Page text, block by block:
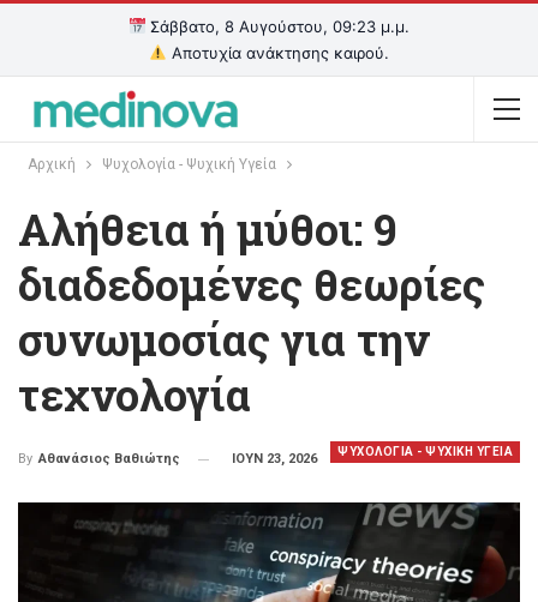
Σάββατο, 8 Αυγούστου, 09:23 μ.μ.
Αποτυχία ανάκτησης καιρού.
Αρχική Ψυχολογία - Ψυχική Υγεία
Αλήθεια ή μύθοι: 9
διαδεδομένες θεωρίες
συνωμοσίας για την
τεχνολογία
ΨΥΧΟΛΟΓΙΑ - ΨΥΧΙΚΗ ΥΓΕΙΑ
By Αθανάσιος Βαθιώτης ΙΟΥΝ 23, 2026